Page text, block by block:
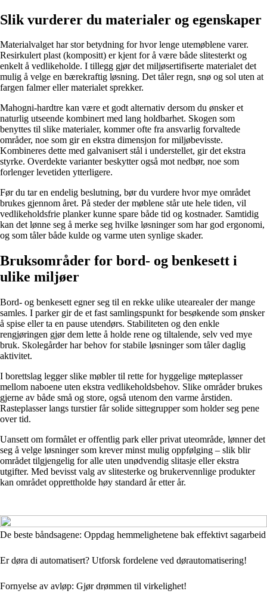
Slik vurderer du materialer og egenskaper
Materialvalget har stor betydning for hvor lenge utemøblene varer.
Resirkulert plast (kompositt) er kjent for å være både slitesterkt og
enkelt å vedlikeholde. I tillegg gjør det miljøsertifiserte materialet det
mulig å velge en bærekraftig løsning. Det tåler regn, snø og sol uten at
fargen falmer eller materialet sprekker.
Mahogni-hardtre kan være et godt alternativ dersom du ønsker et
naturlig utseende kombinert med lang holdbarhet. Skogen som
benyttes til slike materialer, kommer ofte fra ansvarlig forvaltede
områder, noe som gir en ekstra dimensjon for miljøbevisste.
Kombineres dette med galvanisert stål i understellet, gir det ekstra
styrke. Overdekte varianter beskytter også mot nedbør, noe som
forlenger levetiden ytterligere.
Før du tar en endelig beslutning, bør du vurdere hvor mye området
brukes gjennom året. På steder der møblene står ute hele tiden, vil
vedlikeholdsfrie planker kunne spare både tid og kostnader. Samtidig
kan det lønne seg å merke seg hvilke løsninger som har god ergonomi,
og som tåler både kulde og varme uten synlige skader.
Bruksområder for bord- og benkesett i
ulike miljøer
Bord- og benkesett egner seg til en rekke ulike utearealer der mange
samles. I parker gir de et fast samlingspunkt for besøkende som ønsker
å spise eller ta en pause utendørs. Stabiliteten og den enkle
rengjøringen gjør dem lette å holde rene og tiltalende, selv ved mye
bruk. Skolegårder har behov for stabile løsninger som tåler daglig
aktivitet.
I borettslag legger slike møbler til rette for hyggelige møteplasser
mellom naboene uten ekstra vedlikeholdsbehov. Slike områder brukes
gjerne av både små og store, også utenom den varme årstiden.
Rasteplasser langs turstier får solide sittegrupper som holder seg pene
over tid.
Uansett om formålet er offentlig park eller privat uteområde, lønner det
seg å velge løsninger som krever minst mulig oppfølging – slik blir
området tilgjengelig for alle uten unødvendig slitasje eller ekstra
utgifter. Med bevisst valg av slitesterke og brukervennlige produkter
kan området opprettholde høy standard år etter år.
De beste båndsagene: Oppdag hemmelighetene bak effektivt sagarbeid
Er døra di automatisert? Utforsk fordelene ved dørautomatisering!
Fornyelse av avløp: Gjør drømmen til virkelighet!